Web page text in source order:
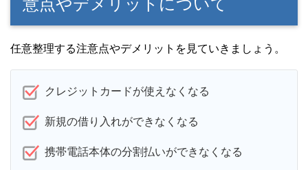
意点やデメリットについて
任意整理する注意点やデメリットを見ていきましょう。
クレジットカードが使えなくなる
新規の借り入れができなくなる
携帯電話本体の分割払いができなくなる